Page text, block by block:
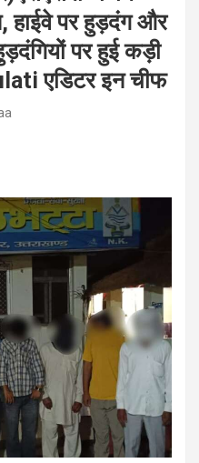
हाईवे पर हुड़दंग और
पर हुई कड़ी
एडिटर इन चीफ